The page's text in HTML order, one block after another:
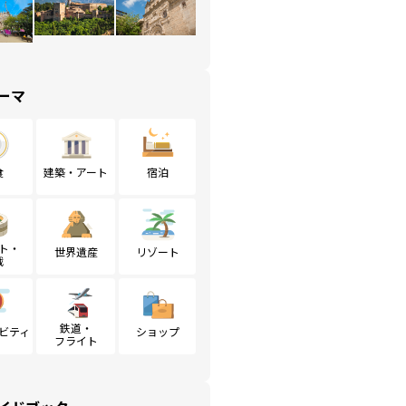
マ
建築・アート 宿泊
・
世界遺産 リゾート
ティ
鉄道・
フライト
ショップ